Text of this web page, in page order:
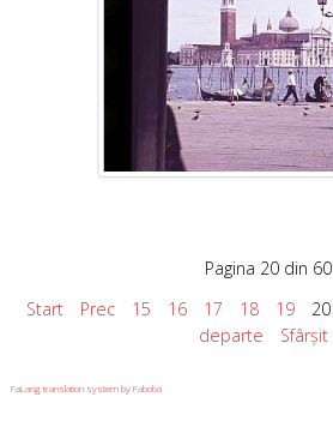
Pagina 20 din 60
Start
Prec 15 16 17 18 19 20
departe
Sfârșit
FaLang translation system by Faboba